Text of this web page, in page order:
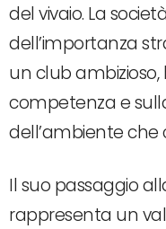
del vivaio. La
dell’importanza
un club
competenza e
dell’ambiente che
Il suo passaggio
rappresenta un